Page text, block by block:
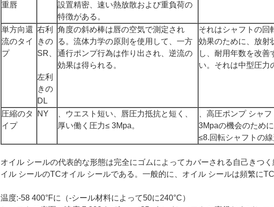
重唇
設置精密、速い熱放散および重負荷の
特徴がある。
単方向還
流のタイ
プ
右利
きの
SR、
左利
きの
DL
角度の斜め棒は唇の空気で測定され
る。流体力学の原則を使用して、一方
通行ポンプ行為は作り出され、逆流の
効果は得られる。
それはシャフトの回
効果のために、放射
し、耐用年数を改善
い。それは中型圧力
圧縮のタ
イプ
NY
、ウエスト短い、唇圧力抵抗と短く、
厚い働く圧力≤ 3Mpa。
、高圧ポンプ シャ
3Mpaの機会のため
≤8.回転シャフトの
オイル シールの代表的な形態は完全にゴムによってカバーされる自己きつ
イル シールのTCオイル シールである。一般的に、オイル シールは頻繁に
温度:-58 400°Fに（-シール材料によって50に240°C）